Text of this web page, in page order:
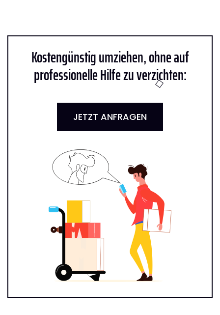
Kostengünstig umziehen, ohne auf
professionelle Hilfe zu verzichten:
JETZT ANFRAGEN